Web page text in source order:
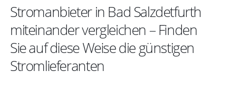
Stromanbieter in Bad Salzdetfurth
miteinander vergleichen – Finden
Sie auf diese Weise die günstigen
Stromlieferanten